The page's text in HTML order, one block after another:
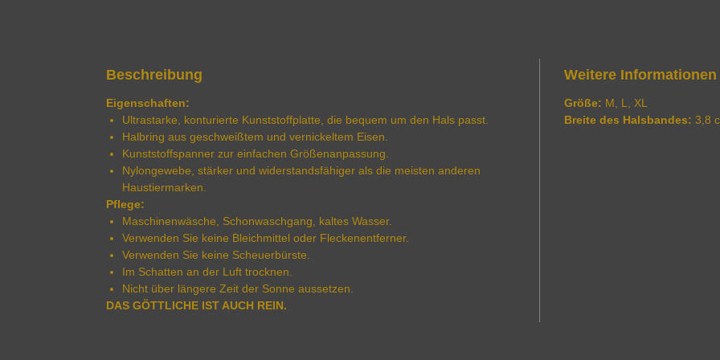
Beschreibung
Eigenschaften:
Ultrastarke, konturierte Kunststoffplatte, die bequem um den Hals passt.
Halbring aus geschweißtem und vernickeltem Eisen.
Kunststoffspanner zur einfachen Größenanpassung.
Nylongewebe, stärker und widerstandsfähiger als die meisten anderen
Haustiermarken.
Pflege:
Maschinenwäsche, Schonwaschgang, kaltes Wasser.
Verwenden Sie keine Bleichmittel oder Fleckenentferner.
Verwenden Sie keine Scheuerbürste.
Im Schatten an der Luft trocknen.
Nicht über längere Zeit der Sonne aussetzen.
DAS GÖTTLICHE IST AUCH REIN.
Weitere Informationen
Größe: M, L, XL
Breite des Halsbandes: 3,8